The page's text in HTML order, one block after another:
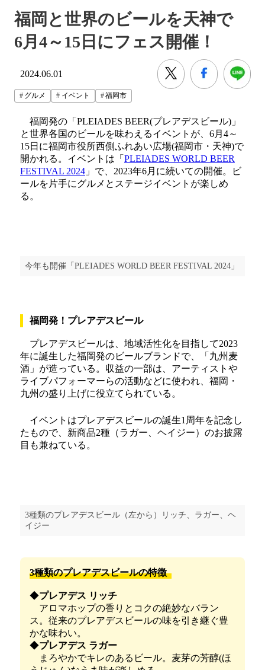
福岡と世界のビールを天神で
6月4～15日にフェス開催！
2024.06.01
グルメ イベント 福岡市
福岡発の「PLEIADES BEER(プレアデスビール)」
と世界各国のビールを味わえるイベントが、6月4～
15日に福岡市役所西側ふれあい広場(福岡市・天神)で
開かれる。イベントは「 PLEIADES WORLD BEER
FESTIVAL 2024 」で、2023年6月に続いての開催。ビ
ールを片手にグルメとステージイベントが楽しめ
る。
今年も開催「PLEIADES WORLD BEER FESTIVAL 2024」
福岡発！プレアデスビール
プレアデスビールは、地域活性化を目指して2023
年に誕生した福岡発のビールブランドで、「九州麦
酒」が造っている。収益の一部は、アーティストや
ライブパフォーマーらの活動などに使われ、福岡・
九州の盛り上げに役立てられている。
イベントはプレアデスビールの誕生1周年を記念し
たもので、新商品2種（ラガー、ヘイジー）のお披露
目も兼ねている。
3種類のプレアデスビール（左から）リッチ、ラガー、ヘ
イジー
3種類のプレアデスビールの特徴
◆プレアデス リッチ
アロマホップの香りとコクの絶妙なバラン
ス。従来のプレアデスビールの味を引き継ぐ豊
かな味わい。
◆プレアデス ラガー
まろやかでキレのあるビール。麦芽の芳醇(ほ